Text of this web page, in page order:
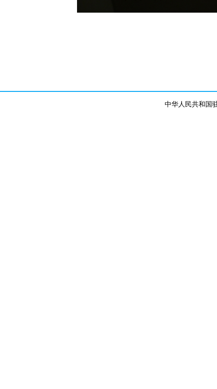
中华人民共和国